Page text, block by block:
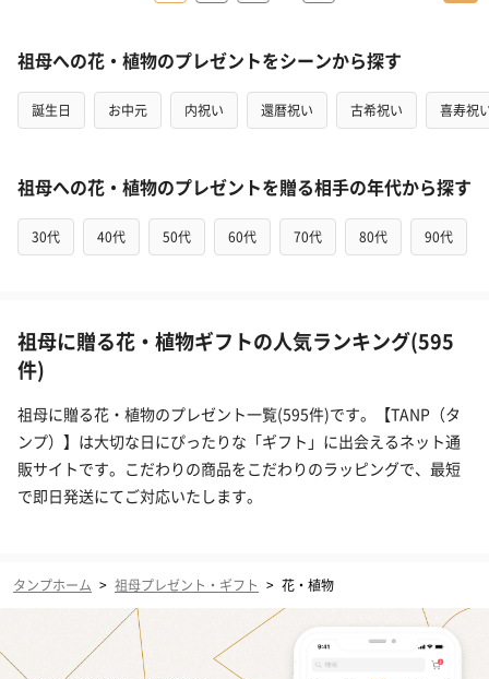
祖母への花・植物のプレゼントをシーンから探す
誕生日 お中元 内祝い 還暦祝い 古希祝い 喜寿祝
祖母への花・植物のプレゼントを贈る相手の年代から探す
30代 40代 50代 60代 70代 80代 90代
祖母に贈る花・植物ギフトの人気ランキング(595
件)
祖母に贈る花・植物のプレゼント一覧(595件)です。【TANP（タ
ンプ）】は大切な日にぴったりな「ギフト」に出会えるネット通
販サイトです。こだわりの商品をこだわりのラッピングで、最短
で即日発送にてご対応いたします。
タンプホーム > 祖母プレゼント・ギフト > 花・植物